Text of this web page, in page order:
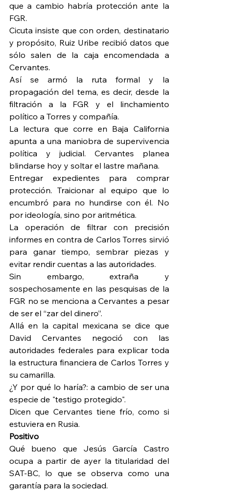
que a cambio habría protección ante la
FGR.
Cicuta insiste que con orden, destinatario
y propósito, Ruiz Uribe recibió datos que
sólo salen de la caja encomendada a
Cervantes.
Así se armó la ruta formal y la
propagación del tema, es decir, desde la
filtración a la FGR y el linchamiento
político a Torres y compañía.
La lectura que corre en Baja California
apunta a una maniobra de supervivencia
política y judicial. Cervantes planea
blindarse hoy y soltar el lastre mañana.
Entregar expedientes para comprar
protección. Traicionar al equipo que lo
encumbró para no hundirse con él. No
por ideología, sino por aritmética.
La operación de filtrar con precisión
informes en contra de Carlos Torres sirvió
para ganar tiempo, sembrar piezas y
evitar rendir cuentas a las autoridades.
Sin embargo, extraña y
sospechosamente en las pesquisas de la
FGR no se menciona a Cervantes a pesar
de ser el “zar del dinero”.
Allá en la capital mexicana se dice que
David Cervantes negoció con las
autoridades federales para explicar toda
la estructura financiera de Carlos Torres y
su camarilla.
¿Y por qué lo haría?: a cambio de ser una
especie de "testigo protegido".
Dicen que Cervantes tiene frío, como si
estuviera en Rusia.
Positivo
Qué bueno que Jesús García Castro
ocupa a partir de ayer la titularidad del
SAT-BC, lo que se observa como una
garantía para la sociedad.